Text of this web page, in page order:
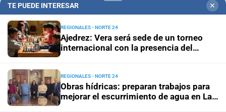
TE PUEDE INTERESAR ✕
REGIONALES - NORTE 24
Ajedrez: Vera será sede de un torneo
internacional con la presencia del
REGIONALES - NORTE 24
Obras hídricas: preparan trabajos para
mejorar el escurrimiento de agua en Las